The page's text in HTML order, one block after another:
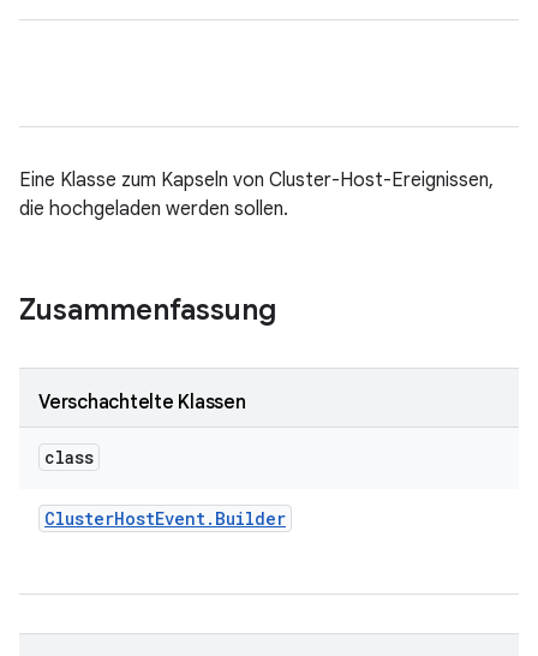
Eine Klasse zum Kapseln von Cluster-Host-Ereignissen,
die hochgeladen werden sollen.
Zusammenfassung
Verschachtelte Klassen
class
ClusterHostEvent. Builder